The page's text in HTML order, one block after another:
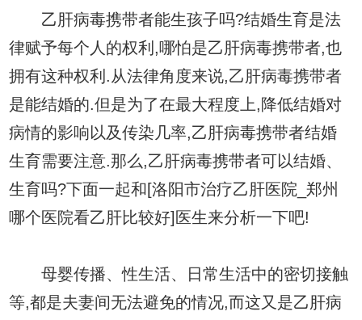
乙肝病毒携带者能生孩子吗?结婚生育是法
律赋予每个人的权利,哪怕是乙肝病毒携带者,也
拥有这种权利.从法律角度来说,乙肝病毒携带者
是能结婚的.但是为了在最大程度上,降低结婚对
病情的影响以及传染几率,乙肝病毒携带者结婚
生育需要注意.那么,乙肝病毒携带者可以结婚、
生育吗?下面一起和[洛阳市治疗乙肝医院_郑州
哪个医院看乙肝比较好]医生来分析一下吧!
母婴传播、性生活、日常生活中的密切接触
等,都是夫妻间无法避免的情况,而这又是乙肝病